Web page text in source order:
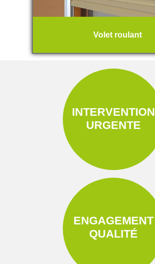
Volet roulant
INTERVENTION
URGENTE
ENGAGEMENT
QUALITÉ